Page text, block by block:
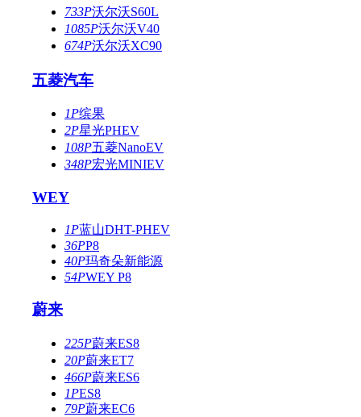
733P沃尔沃S60L
1085P沃尔沃V40
674P沃尔沃XC90
五菱汽车
1P缤果
2P星光PHEV
108P五菱NanoEV
348P宏光MINIEV
WEY
1P蓝山DHT-PHEV
36PP8
40P玛奇朵新能源
54PWEY P8
蔚来
225P蔚来ES8
20P蔚来ET7
466P蔚来ES6
1PES8
79P蔚来EC6